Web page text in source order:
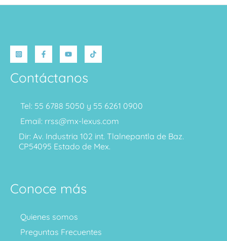
Contáctanos
Tel: 55 6788 5050 y 55 6261 0900
Email: rrss@mx-lexus.com
Dir: Av. Industria 102 int. Tlalnepantla de Baz.
CP54095 Estado de Mex.
Conoce más
Quienes somos
Preguntas Frecuentes